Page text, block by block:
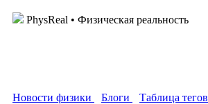
PhysReal • Физическая реальность
Новости физики Блоги Таблица тегов